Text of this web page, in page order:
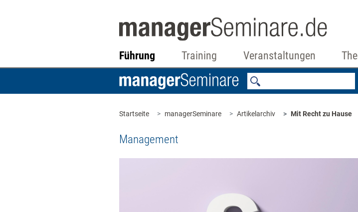
Führung Training Veranstaltungen
Startseite managerSeminare Artikelarchiv Mit Recht zu Hause
Management